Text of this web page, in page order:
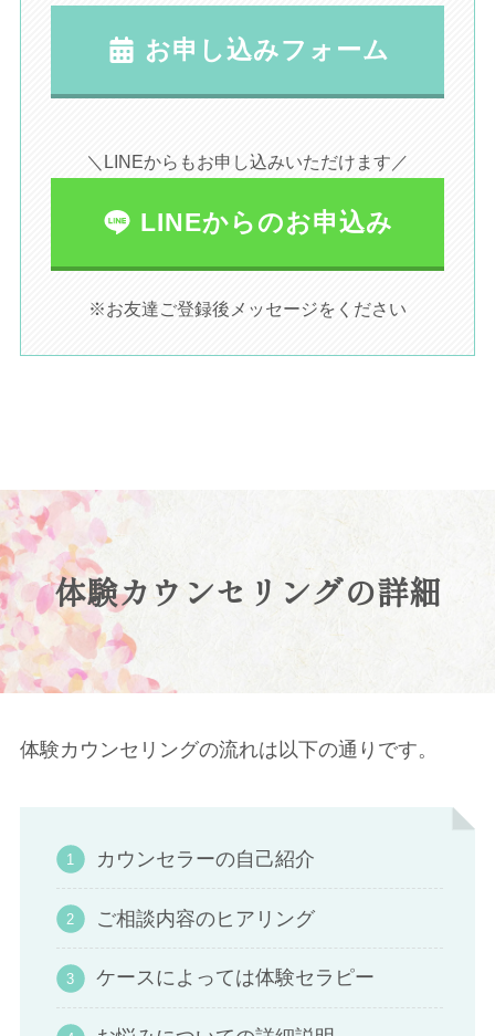
お申し込みフォーム
＼LINEからもお申し込みいただけます／
LINEからのお申込み
※お友達ご登録後メッセージをください
体験カウンセリングの詳細
体験カウンセリングの流れは以下の通りです。
カウンセラーの自己紹介
ご相談内容のヒアリング
ケースによっては体験セラピー